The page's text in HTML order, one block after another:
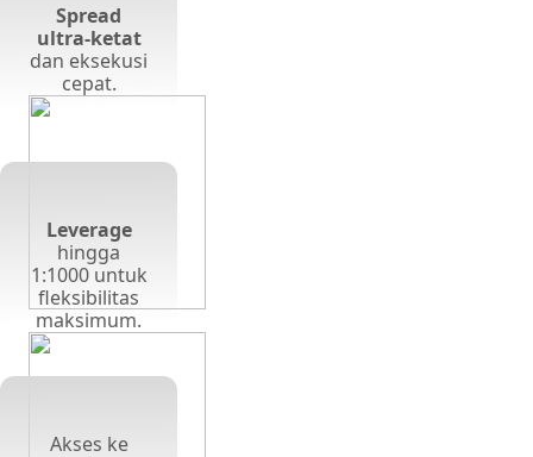
Spread
ultra-ketat
dan eksekusi
cepat.
Leverage
hingga
1:1000 untuk
fleksibilitas
maksimum.
Akses ke